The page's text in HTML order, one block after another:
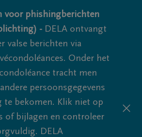
voor phishingberichten
- DELA ontvangt
valse berichten via
Onder het
tracht men
persoonsgegevens
te bekomen. Klik niet op
of bijlagen en controleer
DELA